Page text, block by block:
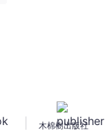
木棉樹出版社